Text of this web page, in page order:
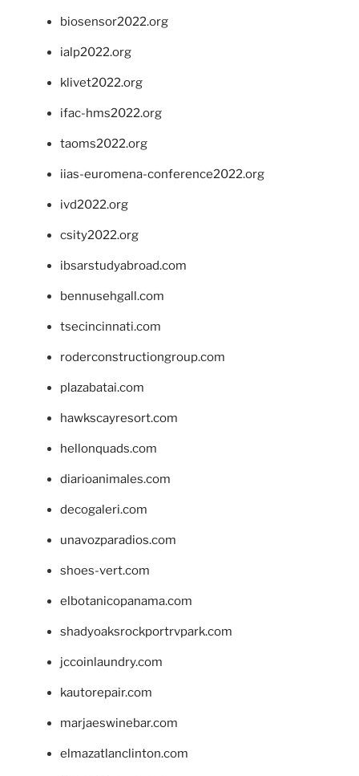
biosensor2022.org
ialp2022.org
klivet2022.org
ifac-hms2022.org
taoms2022.org
iias-euromena-conference2022.org
ivd2022.org
csity2022.org
ibsarstudyabroad.com
bennusehgall.com
tsecincinnati.com
roderconstructiongroup.com
plazabatai.com
hawkscayresort.com
hellonquads.com
diarioanimales.com
decogaleri.com
unavozparadios.com
shoes-vert.com
elbotanicopanama.com
shadyoaksrockportrvpark.com
jccoinlaundry.com
kautorepair.com
marjaeswinebar.com
elmazatlanclinton.com